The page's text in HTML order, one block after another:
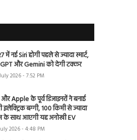
में नई Siri होगी पहले से ज्यादा स्मार्ट,
और Gemini को देगी टक्कर
2026 - 7:52 PM
Apple के पूर्व डिजाइनरों ने बनाई
इलेक्ट्रिक बग्गी, 100 किमी से ज्यादा
के साथ आएगी यह अनोखी EV
2026 - 4:48 PM